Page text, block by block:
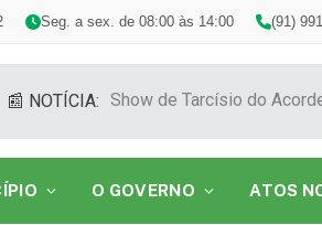
Seg. a sex. de 08:00 às 14:00 (91)
📰 NOTÍCIA:
O GOVERNO ATOS